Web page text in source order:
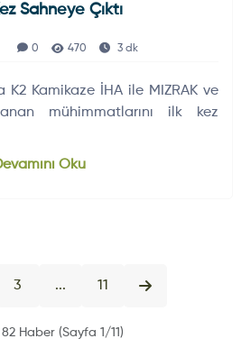
Sahneye Çıktı
0 470 3 dk
K2 Kamikaze İHA ile MIZRAK ve
mühimmatlarını ilk kez
Oku
3 ... 11
82 Haber (Sayfa 1/11)